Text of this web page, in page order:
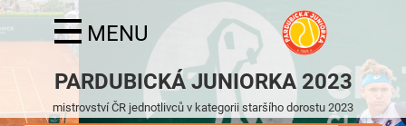
MENU
PARDUBICKÁ JUNIORKA 2023
mistrovství ČR jednotlivců v kategorii staršího dorostu 2023